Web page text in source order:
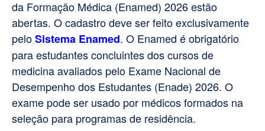
da Formação Médica (Enamed) 2026 estão
abertas. O cadastro deve ser feito exclusivamente
peloSistema Enamed. O Enamed é obrigatório
para estudantes concluintes dos cursos de
medicina avaliados pelo Exame Nacional de
Desempenho dos Estudantes (Enade) 2026. O
exame pode ser usado por médicos formados na
seleção para programas de residência.